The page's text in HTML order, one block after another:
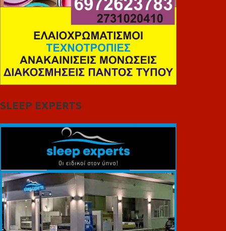
SLEEP EXPERTS